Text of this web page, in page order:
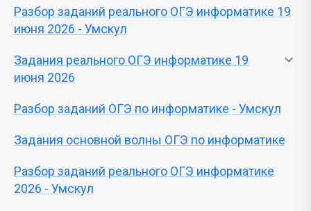
Разбор заданий реального ОГЭ информатике 19
июня 2026 - Умскул
Задания реального ОГЭ информатике 19
июня 2026
Разбор заданий ОГЭ по информатике - Умскул
Задания основной волны ОГЭ по информатике
Разбор заданий реального ОГЭ информатике
2026 - Умскул